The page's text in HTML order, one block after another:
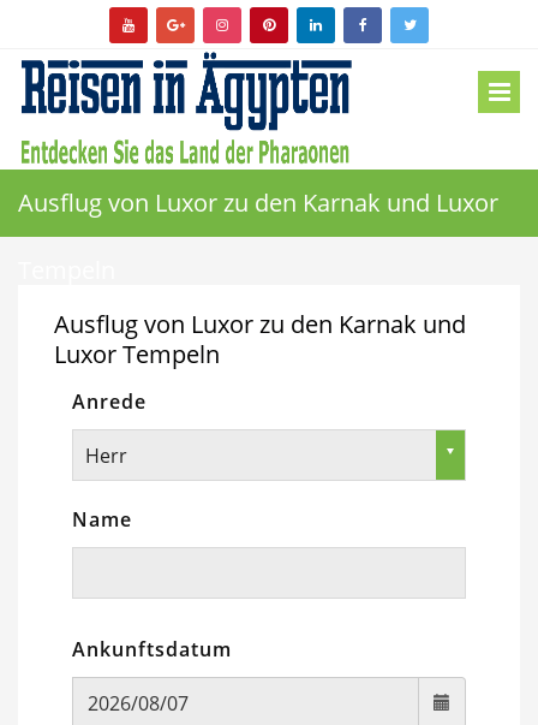
Ausflug von Luxor zu den Karnak und Luxor
Ausflug von Luxor zu den Karnak und
Luxor Tempeln
Anrede
Herr
Name
Ankunftsdatum